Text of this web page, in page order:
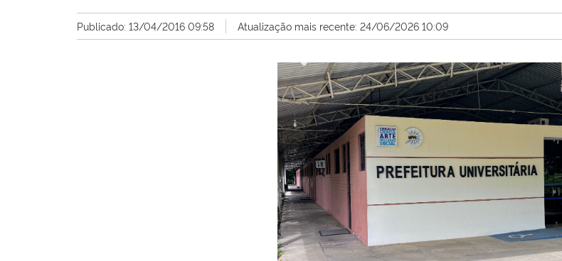
Publicado: 13/04/2016 09:58 Atualização mais recente: 24/06/2026 10:09